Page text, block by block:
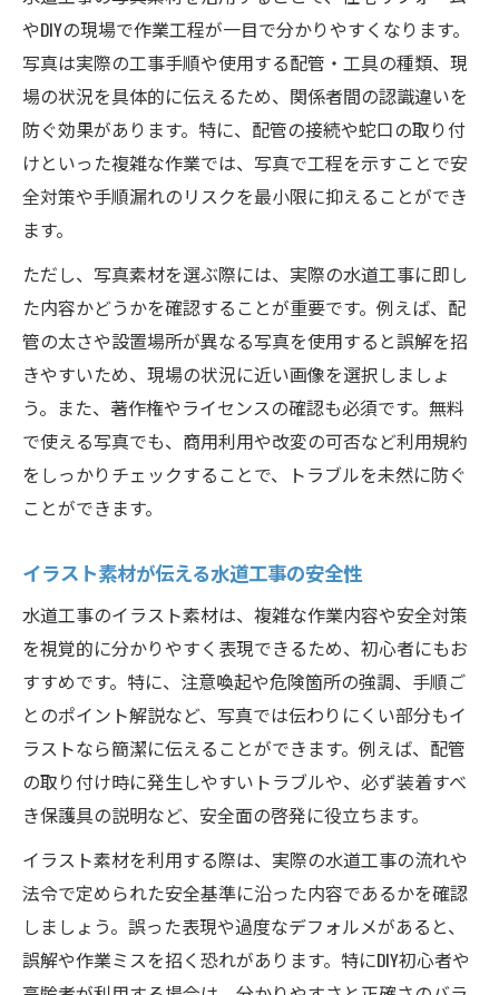
やDIYの現場で作業工程が一目で分かりやすくなります。
写真は実際の工事手順や使用する配管・工具の種類、現
場の状況を具体的に伝えるため、関係者間の認識違いを
防ぐ効果があります。特に、配管の接続や蛇口の取り付
けといった複雑な作業では、写真で工程を示すことで安
全対策や手順漏れのリスクを最小限に抑えることができ
ます。
ただし、写真素材を選ぶ際には、実際の水道工事に即し
た内容かどうかを確認することが重要です。例えば、配
管の太さや設置場所が異なる写真を使用すると誤解を招
きやすいため、現場の状況に近い画像を選択しましょ
う。また、著作権やライセンスの確認も必須です。無料
で使える写真でも、商用利用や改変の可否など利用規約
をしっかりチェックすることで、トラブルを未然に防ぐ
ことができます。
イラスト素材が伝える水道工事の安全性
水道工事のイラスト素材は、複雑な作業内容や安全対策
を視覚的に分かりやすく表現できるため、初心者にもお
すすめです。特に、注意喚起や危険箇所の強調、手順ご
とのポイント解説など、写真では伝わりにくい部分もイ
ラストなら簡潔に伝えることができます。例えば、配管
の取り付け時に発生しやすいトラブルや、必ず装着すべ
き保護具の説明など、安全面の啓発に役立ちます。
イラスト素材を利用する際は、実際の水道工事の流れや
法令で定められた安全基準に沿った内容であるかを確認
しましょう。誤った表現や過度なデフォルメがあると、
誤解や作業ミスを招く恐れがあります。特にDIY初心者や